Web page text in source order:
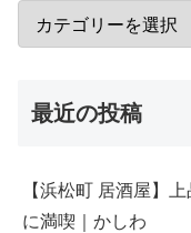
最近の投稿
【浜松町 居酒屋】
に満喫｜かしわ